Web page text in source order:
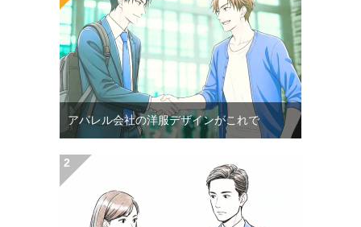
アパレル会社の洋服デザインがこれで